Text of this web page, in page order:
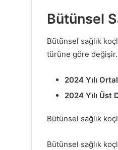
Bütünsel
Bütünsel sağlık
türüne göre
2024 Yılı
2024 Yılı Üst
Bütünsel sağlık
Bütünsel sağlık